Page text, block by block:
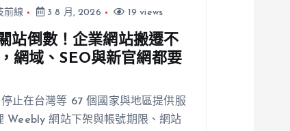
前線 3 8 月, 2026 19 views
站倒數！企業網站搬遷不
網域、SEO與新官網都要
止在台灣等 67 個國家與地區提供服
Weebly 網站下架與帳號期限、網站